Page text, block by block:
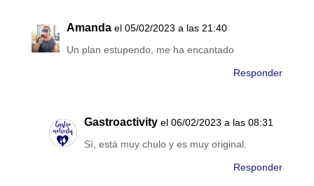
Amanda el 05/02/2023 a las 21:40
Un plan estupendo, me ha encantado
Responder
Gastroactivity el 06/02/2023 a las 08:31
Sí, está muy chulo y es muy original.
Responder